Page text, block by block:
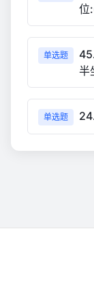
位
单选题
半
单选题